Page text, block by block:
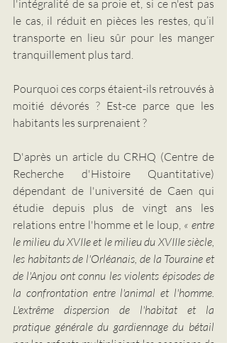
l'intégralité de sa proie et, si ce n'est pas
le cas, il réduit en pièces les restes, qu’il
transporte en lieu sûr pour les manger
tranquillement plus tard.
Pourquoi ces corps étaient-ils retrouvés à
moitié dévorés ? Est-ce parce que les
habitants les surprenaient ?
D'après un article du CRHQ (Centre de
Recherche d'Histoire Quantitative)
dépendant de l'université de Caen qui
étudie depuis plus de vingt ans les
relations entre l'homme et le loup, « entre
le milieu du XVIIe et le milieu du XVIIIe siècle,
les habitants de l'Orléanais, de la Touraine et
de l'Anjou ont connu les violents épisodes de
la confrontation entre l'animal et l'homme.
L'extrême dispersion de l'habitat et la
pratique générale du gardiennage du bétail